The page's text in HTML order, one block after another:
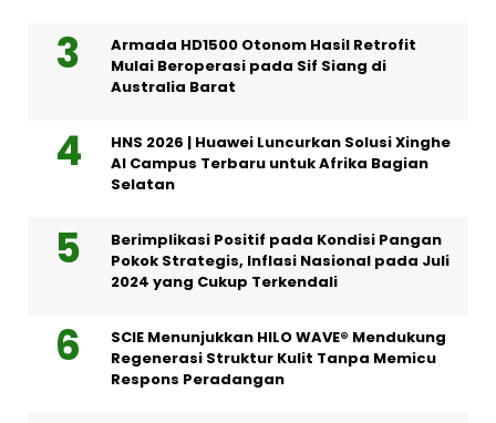
Armada HD1500 Otonom Hasil Retrofit
Mulai Beroperasi pada Sif Siang di
Australia Barat
HNS 2026 | Huawei Luncurkan Solusi Xinghe
AI Campus Terbaru untuk Afrika Bagian
Selatan
Berimplikasi Positif pada Kondisi Pangan
Pokok Strategis, Inflasi Nasional pada Juli
2024 yang Cukup Terkendali
SCIE Menunjukkan HILO WAVE® Mendukung
Regenerasi Struktur Kulit Tanpa Memicu
Respons Peradangan